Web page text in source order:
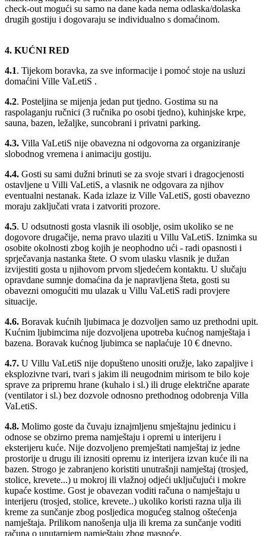
check-out mogući su samo na dane kada nema odlaska/dolaska
drugih gostiju i dogovaraju se individualno s domaćinom.
4. KUĆNI RED
4.1. Tijekom boravka, za sve informacije i pomoć stoje na usluzi
domaćini Ville VaLetiS .
4.2. Posteljina se mijenja jedan put tjedno. Gostima su na
raspolaganju ručnici (3 ručnika po osobi tjedno), kuhinjske krpe,
sauna, bazen, ležaljke, suncobrani i privatni parking.
4.3. Villa VaLetiS nije obavezna ni odgovorna za organiziranje
slobodnog vremena i animaciju gostiju.
4.4. Gosti su sami dužni brinuti se za svoje stvari i dragocjenosti
ostavljene u Villi VaLetiS, a vlasnik ne odgovara za njihov
eventualni nestanak. Kada izlaze iz Ville VaLetiS, gosti obavezno
moraju zaključati vrata i zatvoriti prozore.
4.5. U odsutnosti gosta vlasnik ili osoblje, osim ukoliko se ne
dogovore drugačije, nema pravo ulaziti u Villu VaLetiS. Iznimka su
osobite okolnosti zbog kojih je neophodno ući - radi opasnosti i
sprječavanja nastanka štete. O svom ulasku vlasnik je dužan
izvijestiti gosta u njihovom prvom sljedećem kontaktu. U slučaju
opravdane sumnje domaćina da je napravljena šteta, gosti su
obavezni omogućiti mu ulazak u Villu VaLetiS radi provjere
situacije.
4.6. Boravak kućnih ljubimaca je dozvoljen samo uz prethodni upit.
Kućnim ljubimcima nije dozvoljena upotreba kućnog namještaja i
bazena. Boravak kućnog ljubimca se naplaćuje 10 € dnevno.
4.7. U Villu VaLetiS nije dopušteno unositi oružje, lako zapaljive i
eksplozivne tvari, tvari s jakim ili neugodnim mirisom te bilo koje
sprave za pripremu hrane (kuhalo i sl.) ili druge električne aparate
(ventilator i sl.) bez dozvole odnosno prethodnog odobrenja Villa
VaLetiS.
4.8. Molimo goste da čuvaju iznajmljenu smještajnu jedinicu i
odnose se obzirno prema namještaju i opremi u interijeru i
eksterijeru kuće. Nije dozvoljeno premještati namještaj iz jedne
prostorije u drugu ili iznositi opremu iz interijera izvan kuće ili na
bazen. Strogo je zabranjeno koristiti unutrašnji namještaj (trosjed,
stolice, krevete...) u mokroj ili vlažnoj odjeći uključujući i mokre
kupaće kostime. Gost je obavezan voditi računa o namještaju u
interijeru (trosjed, stolice, krevete..) ukoliko koristi razna ulja ili
kreme za sunčanje zbog posljedica mogućeg stalnog oštećenja
namještaja. Prilikom nanošenja ulja ili krema za sunčanje voditi
računa o unutarnjem namještaju zbog masnoće.